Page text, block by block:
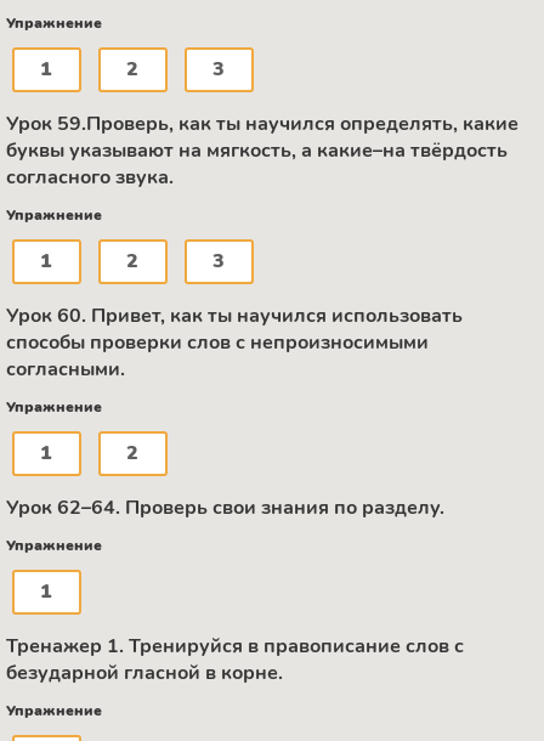
Упражнение
1 2 3
Урок 59.Проверь, как ты научился определять, какие
буквы указывают на мягкость, а какие–на твёрдость
согласного звука.
Упражнение
1 2 3
Урок 60. Привет, как ты научился использовать
способы проверки слов с непроизносимыми
согласными.
Упражнение
1 2
Урок 62–64. Проверь свои знания по разделу.
Упражнение
1
Тренажер 1. Тренируйся в правописание слов с
безударной гласной в корне.
Упражнение